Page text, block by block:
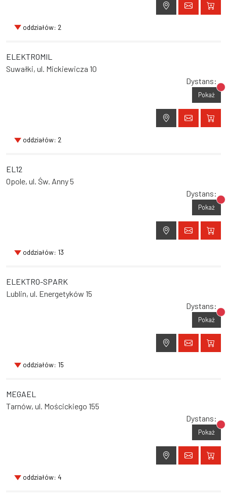
oddziałów: 2
ELEKTROMIL
Suwałki, ul. Mickiewicza 10
Dystans:
Pokaż
oddziałów: 2
EL12
Opole, ul. Św. Anny 5
Dystans:
Pokaż
oddziałów: 13
ELEKTRO-SPARK
Lublin, ul. Energetyków 15
Dystans:
Pokaż
oddziałów: 15
MEGAEL
Tarnów, ul. Mościckiego 155
Dystans:
Pokaż
oddziałów: 4